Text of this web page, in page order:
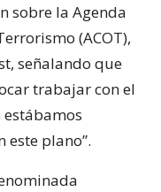
sobre la Agenda
(ACOT),
señalando que
trabajar con el
este plano”.